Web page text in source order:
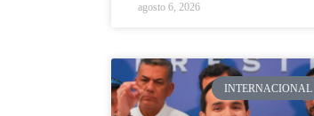
agosto 6, 2026
INTERNACIONAL